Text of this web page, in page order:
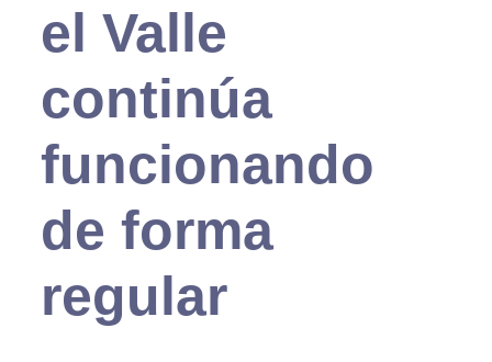
el Valle
continúa
funcionando
de forma
regular